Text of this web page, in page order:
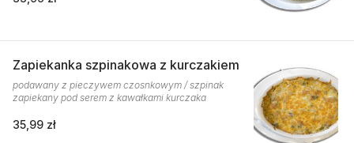
Zapiekanka szpinakowa z kurczakiem
podawany z pieczywem czosnkowym / szpinak
zapiekany pod serem z kawałkami kurczaka
35,99 zł